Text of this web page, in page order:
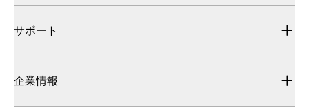
サポート
企業情報